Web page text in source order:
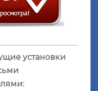
установки